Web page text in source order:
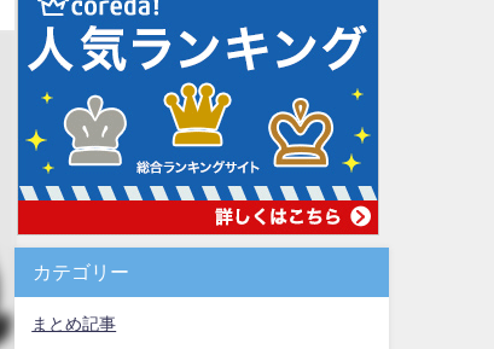
カテゴリー
まとめ記事